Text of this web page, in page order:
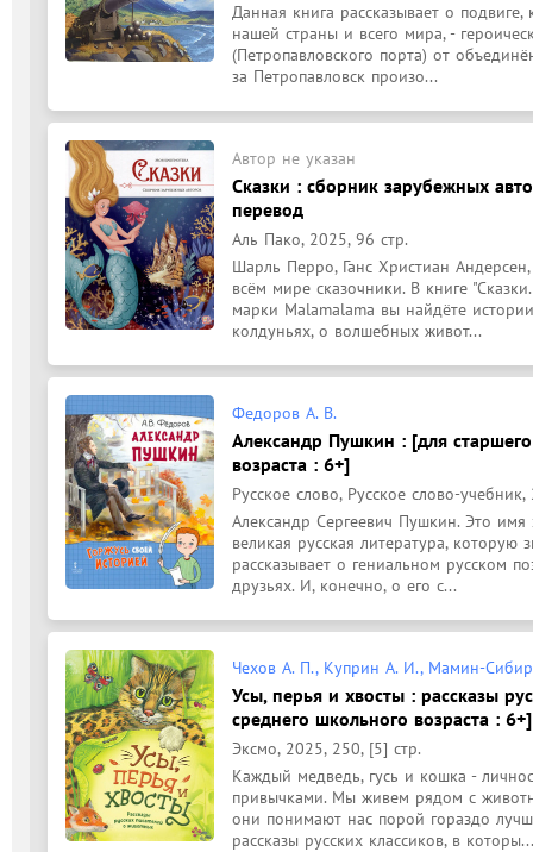
Данная книга рассказывает о
нашей страны и всего мира, -
(Петропавловского порта) от
за Петропавловск произо...
Автор не указан
Сказки : сборник зарубежных
перевод
Аль Пако, 2025, 96 стр.
Шарль Перро, Ганс Христиан
всём мире сказочники. В книге
марки Malamalama вы найдёте
колдуньях, о волшебных живот...
Федоров А. В.
Александр Пушкин : [для
возраста : 6+]
Русское слово, Русское слово-
Александр Сергеевич Пушкин. Это
великая русская литература,
рассказывает о гениальном русском
друзьях. И, конечно, о его с...
Чехов А. П., Куприн А. И., Мамин-
Усы, перья и хвосты : рассказы
среднего школьного возраста : 6+]
Эксмо, 2025, 250, [5] стр.
Каждый медведь, гусь и кошка -
привычками. Мы живем рядом с
они понимают нас порой гораздо
рассказы русских классиков, в которы...